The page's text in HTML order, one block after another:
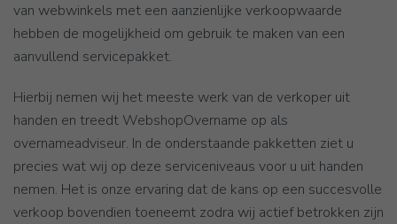
van webwinkels met een aanzienlijke verkoopwaarde
hebben de mogelijkheid om gebruik te maken van een
aanvullend servicepakket.
Hierbij nemen wij het meeste werk van de verkoper uit
handen en treedt WebshopOvername op als
overnameadviseur. In de onderstaande pakketten ziet u
precies wat wij op deze serviceniveaus voor u uit handen
nemen. Het is onze ervaring dat de kans op een succesvolle
verkoop bovendien toeneemt zodra wij actief betrokken zijn